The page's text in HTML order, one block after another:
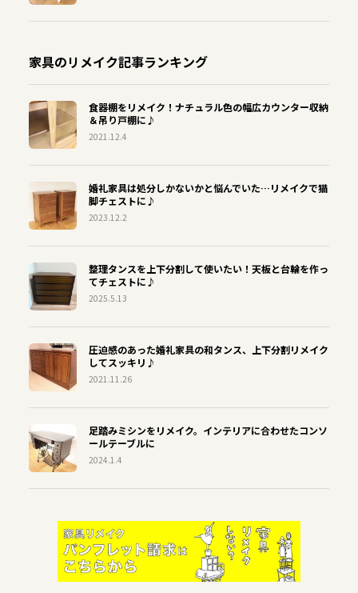
家具のリメイク記事ランキング
食器棚をリメイク！ナチュラル色の幅広カウンター収納
＆吊り戸棚に♪
2021.12.4
婚礼家具は処分しかないかと悩んでいた…リメイクで猫
脚チェストに♪
2023.12.2
整理タンスを上下分割して使いたい！天板と台輪を作っ
てチェストに♪
2025.5.13
圧迫感のあった婚礼家具の和タンス、上下分割リメイク
してスッキリ♪
2021.11.26
足踏みミシンをリメイク。インテリアに合わせたコンソ
ールテーブルに
2024.1.4